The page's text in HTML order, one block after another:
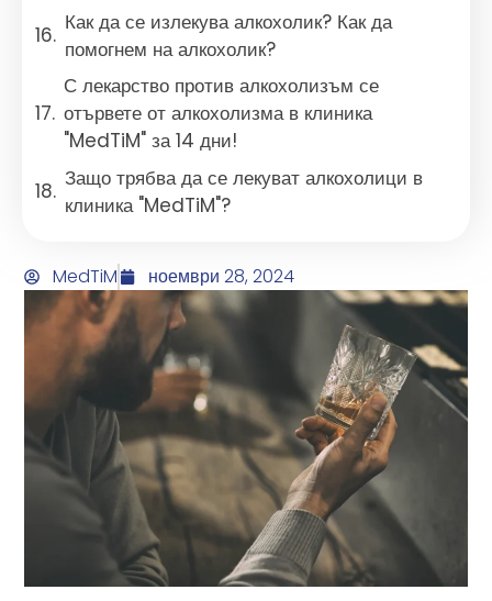
MedTiM ноември 28, 2024
Как да се излекува алкохолик? Как да
помогнем на алкохолик?
С лекарство против алкохолизъм се
отървете от алкохолизма в клиника
"MedTiM" за 14 дни!
Защо трябва да се лекуват алкохолици в
клиника "MedTiM"?